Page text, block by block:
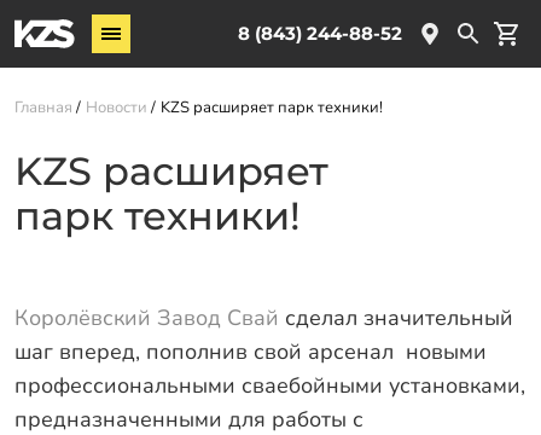
8 (843) 244-88-52
Винтовые сваи
ЖБ сваи
Комплектующие
Услуги
О компании
Партнёрам
Контакты
Доставка
Главная Новости KZS расширяет парк техники!
KZS расширяет
парк техники!
Королёвский Завод Свай сделал значительный
шаг вперед, пополнив свой арсенал новыми
профессиональными сваебойными установками,
предназначенными для работы с